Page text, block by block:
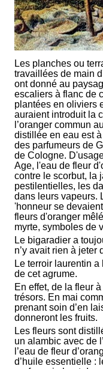
Les planches ou
travaillées de main
ont donné au
escaliers à flanc de
plantées en oliviers
auraient introduit la
l’oranger commun
distillée en eau est
des parfumeurs de
de Cologne.
Age, l'eau de fleur
contre le scorbut, la
pestilentielles, les
dans leurs vapeurs.
'honneur se
fleurs d'oranger
myrte, symboles de
Le bigaradier a
n’y avait rien à jeter
Le terroir laurentin
de cet agrume.
En effet, de la fleur
trésors. En mai
prenant soin d’en
donneront les fruits.
Les fleurs sont
un alambic avec de
l’eau de fleur
d’huile essentielle :